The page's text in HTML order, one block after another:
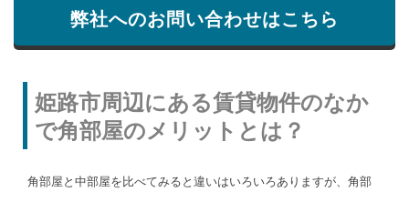
弊社へのお問い合わせはこちら
姫路市周辺にある賃貸物件のなか
で角部屋のメリットとは？
角部屋と中部屋を比べてみると違いはいろいろありますが、角部